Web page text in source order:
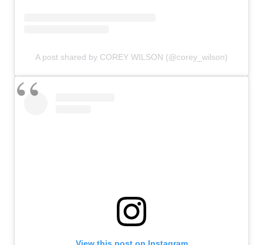
A post shared by COREY WILSON (@corey_wilson)